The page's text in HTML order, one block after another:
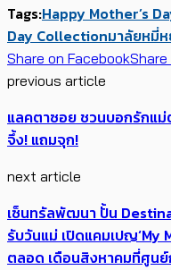
Tags:Happy Mother’s
Day Collectionมาลัยหมี่
Share on FacebookShare
previous article
แลคตาซอย ชวนบอกรักแ
จึ้ง! แถมจุก!
next article
เซ็นทรัลพัฒนา ปั้น
รับวันแม่ เปิดแคมเปญ‘My
ตลอด เดือนสิงหาคมที่ศูนย์